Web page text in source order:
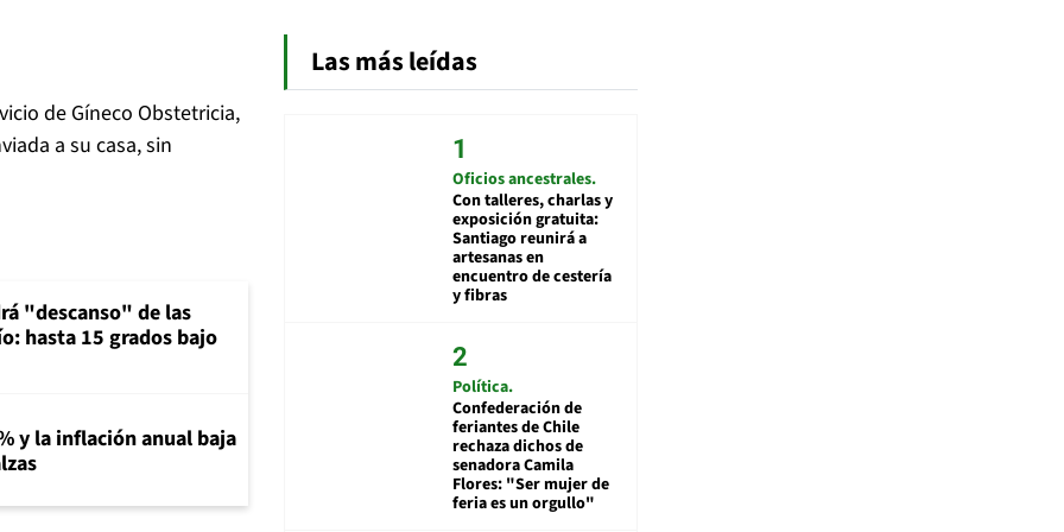
de Gíneco Obstetricia,
a su casa, sin
"descanso" de las
hasta 15 grados bajo
y la inflación anual baja
Las más leídas
Oficios ancestrales
Con talleres, charlas y
exposición gratuita:
Santiago reunirá a
artesanas en
encuentro de cestería
y fibras
Política
Confederación de
feriantes de Chile
rechaza dichos de
senadora Camila
Flores: "Ser mujer de
feria es un orgullo"